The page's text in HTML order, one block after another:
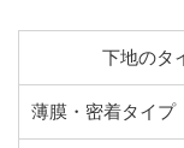
下地のタ
薄膜・密着タイプ